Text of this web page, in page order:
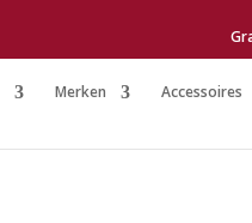
Merken Accessoires